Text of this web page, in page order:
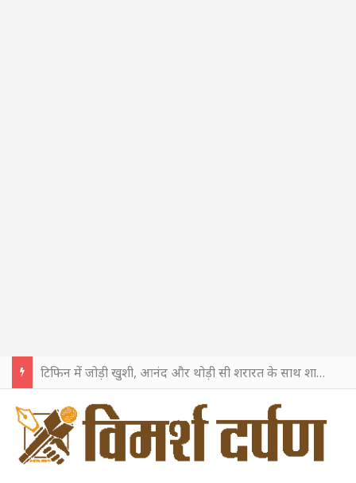
टिफिन में जोड़ी खुशी, आनंद और थोड़ी सी शरारत के साथ शाहरुख खान ने टिफिन बॉक्स को दी हैप्पी एंडिंग